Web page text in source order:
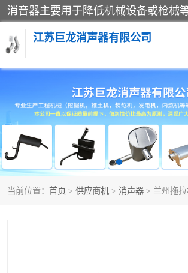
江苏巨龙消声器有限公司
当前位置： 首页 > 供应商机 > 消声器 > 兰州拖
消声器